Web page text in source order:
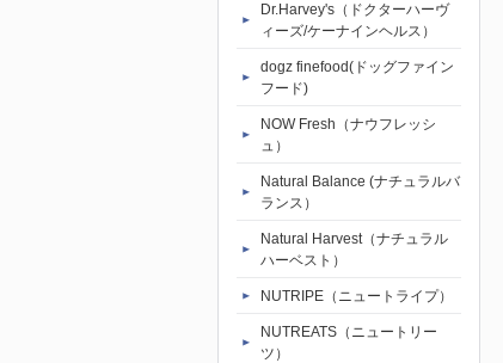
Dr.Harvey's（ドクターハーヴ
ィーズ/ケーナインヘルス）
dogz finefood(ドッグファイン
フード)
NOW Fresh（ナウフレッシ
ュ）
Natural Balance (ナチュラルバ
ランス）
Natural Harvest（ナチュラル
ハーベスト）
NUTRIPE（ニュートライプ）
NUTREATS（ニュートリー
ツ）